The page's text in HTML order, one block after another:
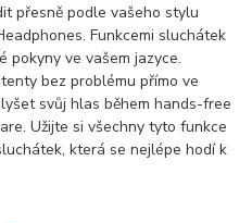
přesně podle vašeho stylu
Funkcemi sluchátek
pokyny ve vašem jazyce.
bez problému přímo ve
svůj hlas během hands-free
Užijte si všechny tyto funkce
která se nejlépe hodí k